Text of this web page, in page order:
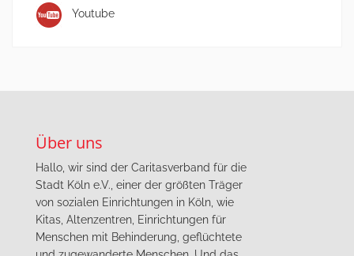
Youtube
Über uns
Hallo, wir sind der Caritasverband für die
Stadt Köln e.V., einer der größten Träger
von sozialen Einrichtungen in Köln, wie
Kitas, Altenzentren, Einrichtungen für
Menschen mit Behinderung, geflüchtete